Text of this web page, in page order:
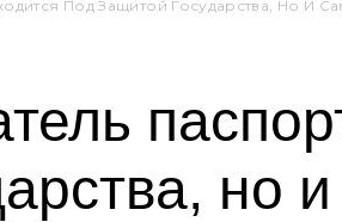
Под Защитой Государства, Но И
но